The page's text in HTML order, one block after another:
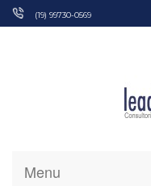
Pular
(19) 99730-0569
Menu